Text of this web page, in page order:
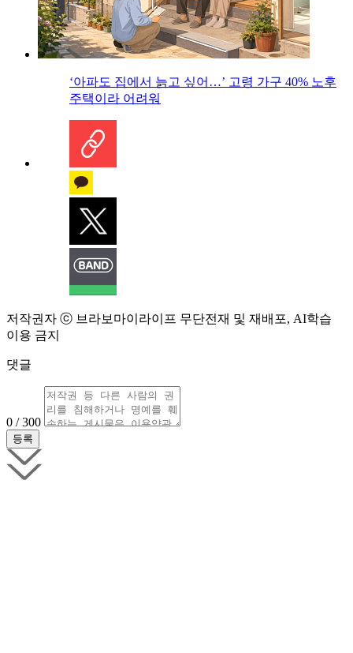
‘아파도 집에서 늙고 싶어…’ 고령 가구 40% 노후
주택이라 어려워
저작권자 ⓒ 브라보마이라이프 무단전재 및 재배포, AI학습
이용 금지
댓글
0 / 300